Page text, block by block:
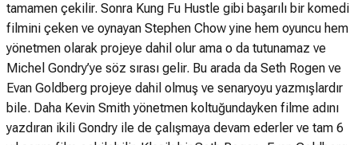
tamamen çekilir. Sonra Kung Fu Hustle gibi başarılı bir komedi
filmini çeken ve oynayan Stephen Chow yine hem oyuncu hem
yönetmen olarak projeye dahil olur ama o da tutunamaz ve
Michel Gondry’ye söz sırası gelir. Bu arada da Seth Rogen ve
Evan Goldberg projeye dahil olmuş ve senaryoyu yazmışlardır
bile. Daha Kevin Smith yönetmen koltuğundayken filme adını
yazdıran ikili Gondry ile de çalışmaya devam ederler ve tam 6